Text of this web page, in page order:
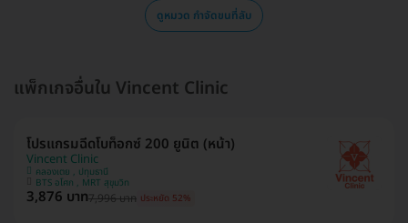
ดูหมวด กำจัดขนที่ลับ
แพ็กเกจอื่นใน Vincent Clinic
โปรแกรมฉีดโบท็อกซ์ 200 ยูนิต (หน้า)
Vincent Clinic
คลองเตย , ปทุมธานี
BTS อโศก , MRT สุขุมวิท
3,876 บาท7,996 บาท ประหยัด 52%